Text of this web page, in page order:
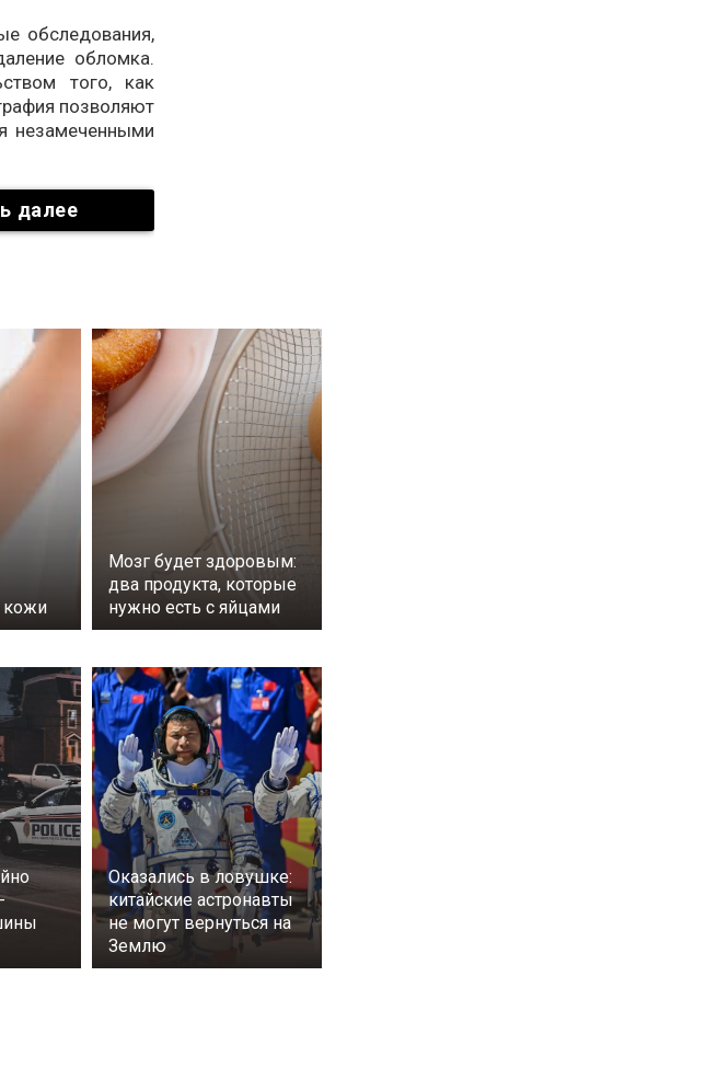
обследования,
обломка.
того, как
позволяют
незамеченными
далее
кожи
Мозг будет здоровым:
два продукта, которые
нужно есть с яйцами
Оказались в ловушке:
китайские астронавты
не могут вернуться на
Землю